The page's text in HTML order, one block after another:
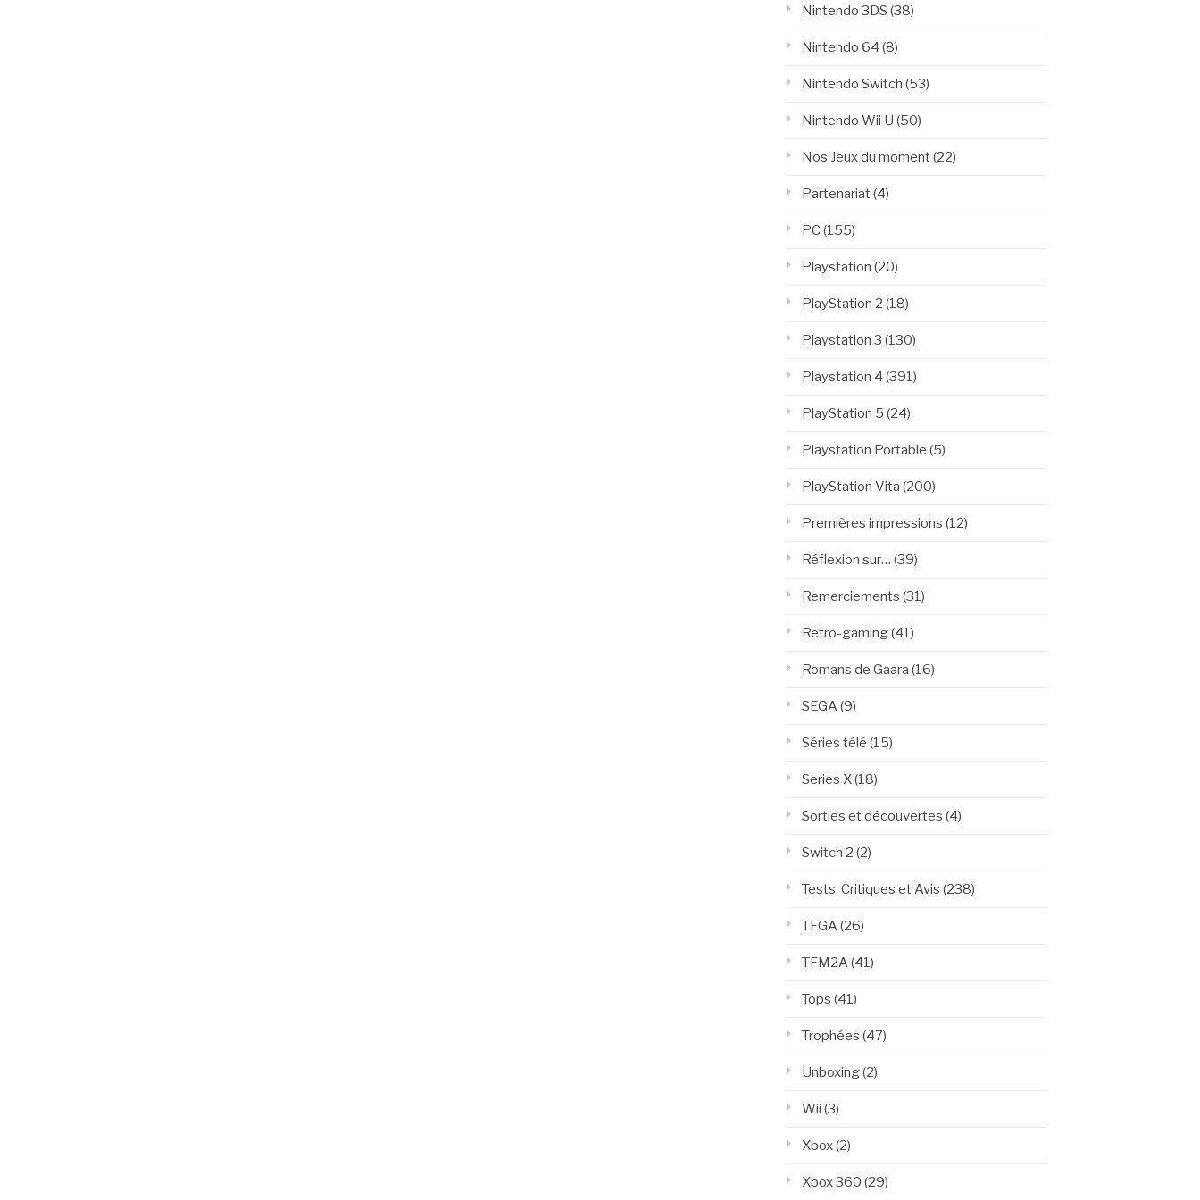
Nintendo 3DS (38)
Nintendo 64 (8)
Nintendo Switch (53)
Nintendo Wii U (50)
Nos Jeux du moment(22)
Partenariat(4)
PC(155)
Playstation (20)
PlayStation 2 (18)
Playstation 3 (130)
Playstation 4 (391)
PlayStation 5 (24)
Playstation Portable (5)
PlayStation Vita (200)
Premières impressions (12)
Réflexion sur… (39)
Remerciements (31)
Retro-gaming(41)
Romans de Gaara (16)
SEGA (9)
Séries télé (15)
Series X(18)
Sorties et découvertes (4)
Switch 2 (2)
Tests, Critiques et Avis (238)
TFGA (26)
TFM2A (41)
Tops (41)
Trophées (47)
Unboxing(2)
Wii (3)
Xbox(2)
Xbox 360 (29)